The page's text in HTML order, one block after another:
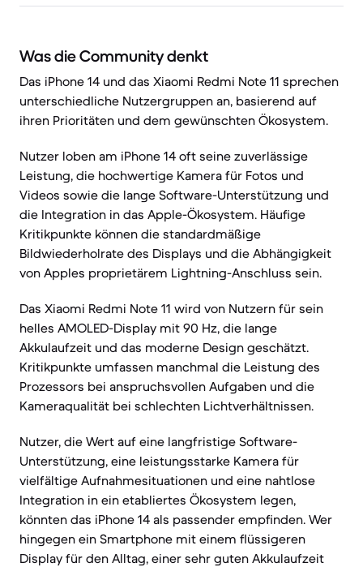
Was die Community denkt
Das iPhone 14 und das Xiaomi Redmi Note 11 sprechen
unterschiedliche Nutzergruppen an, basierend auf
ihren Prioritäten und dem gewünschten Ökosystem.
Nutzer loben am iPhone 14 oft seine zuverlässige
Leistung, die hochwertige Kamera für Fotos und
Videos sowie die lange Software-Unterstützung und
die Integration in das Apple-Ökosystem. Häufige
Kritikpunkte können die standardmäßige
Bildwiederholrate des Displays und die Abhängigkeit
von Apples proprietärem Lightning-Anschluss sein.
Das Xiaomi Redmi Note 11 wird von Nutzern für sein
helles AMOLED-Display mit 90 Hz, die lange
Akkulaufzeit und das moderne Design geschätzt.
Kritikpunkte umfassen manchmal die Leistung des
Prozessors bei anspruchsvollen Aufgaben und die
Kameraqualität bei schlechten Lichtverhältnissen.
Nutzer, die Wert auf eine langfristige Software-
Unterstützung, eine leistungsstarke Kamera für
vielfältige Aufnahmesituationen und eine nahtlose
Integration in ein etabliertes Ökosystem legen,
könnten das iPhone 14 als passender empfinden. Wer
hingegen ein Smartphone mit einem flüssigeren
Display für den Alltag, einer sehr guten Akkulaufzeit